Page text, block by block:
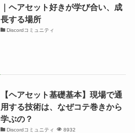
｜ヘアセット好きが学び合い、成
長する場所
Discordコミュニティ
【ヘアセット基礎基本】現場で通
用する技術は、なぜコテ巻きから
学ぶの？
Discordコミュニティ 8932